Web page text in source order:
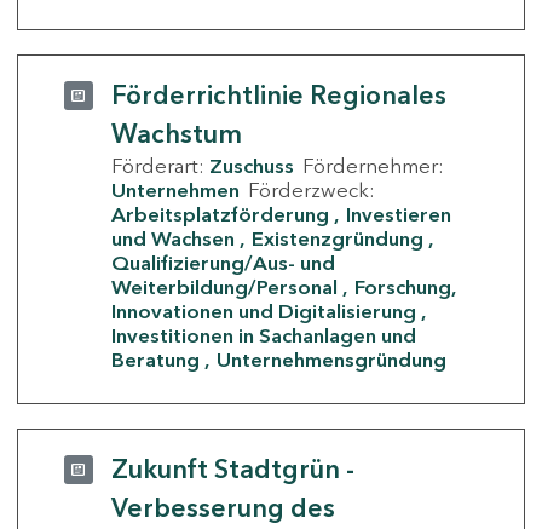
Förderrichtlinie Regionales
Wachstum
Förderart: Zuschuss Fördernehmer:
Unternehmen Förderzweck:
Arbeitsplatzförderung
Investieren
und Wachsen
Existenzgründung
Qualifizierung/Aus- und
Weiterbildung/Personal
Forschung,
Innovationen und Digitalisierung
Investitionen in Sachanlagen und
Beratung
Unternehmensgründung
Zukunft Stadtgrün -
Verbesserung des